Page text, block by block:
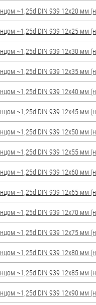
~1,25d DIN 939 12х20 мм
~1,25d DIN 939 12х25 мм
~1,25d DIN 939 12х30 мм
~1,25d DIN 939 12х35 мм
~1,25d DIN 939 12х40 мм
~1,25d DIN 939 12х45 мм
~1,25d DIN 939 12х50 мм
~1,25d DIN 939 12х55 мм
~1,25d DIN 939 12х60 мм
~1,25d DIN 939 12х65 мм
~1,25d DIN 939 12х70 мм
~1,25d DIN 939 12х75 мм
~1,25d DIN 939 12х80 мм
~1,25d DIN 939 12х85 мм
~1,25d DIN 939 12х90 мм